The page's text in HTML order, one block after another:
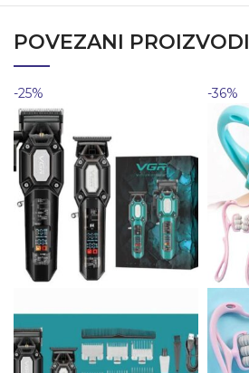
POVEZANI PROIZVODI
-25% -36%